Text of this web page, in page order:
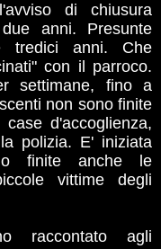
di chiusura
anni. Presunte
tredici anni. Che
con il parroco.
settimane, fino a
non sono finite
d'accoglienza,
polizia. E' iniziata
finite anche le
vittime degli
raccontato agli